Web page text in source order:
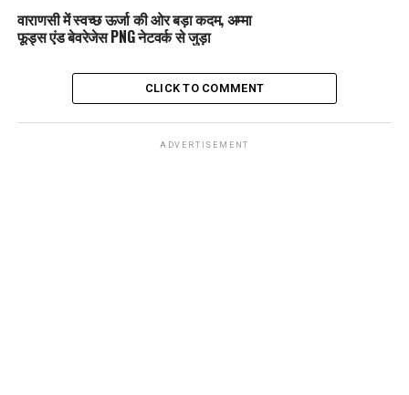
वाराणसी में स्वच्छ ऊर्जा की ओर बड़ा कदम, अम्मा
फूड्स एंड बेवरेजेस PNG नेटवर्क से जुड़ा
CLICK TO COMMENT
ADVERTISEMENT